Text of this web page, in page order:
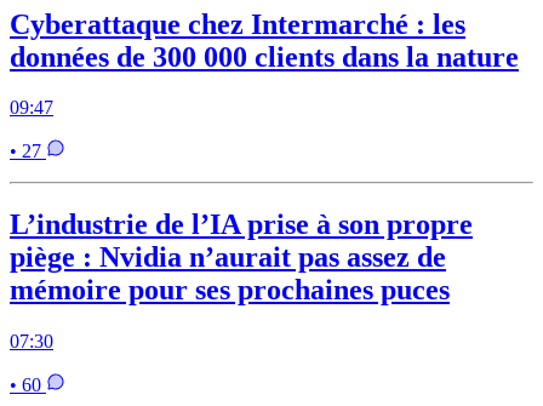
Cyberattaque chez Intermarché : les
données de 300 000 clients dans la nature
09:47
• 27
L’industrie de l’IA prise à son propre
piège : Nvidia n’aurait pas assez de
mémoire pour ses prochaines puces
07:30
• 60